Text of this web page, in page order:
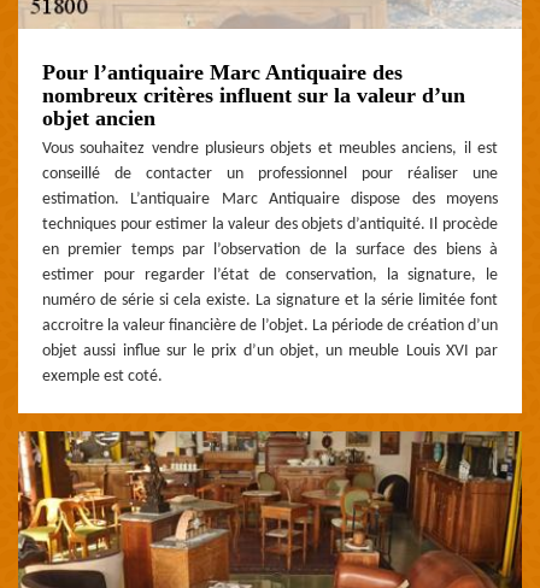
Pour l’antiquaire Marc Antiquaire des
nombreux critères influent sur la valeur d’un
objet ancien
Vous souhaitez vendre plusieurs objets et meubles anciens, il est
conseillé de contacter un professionnel pour réaliser une
estimation. L’antiquaire Marc Antiquaire dispose des moyens
techniques pour estimer la valeur des objets d’antiquité. Il procède
en premier temps par l’observation de la surface des biens à
estimer pour regarder l’état de conservation, la signature, le
numéro de série si cela existe. La signature et la série limitée font
accroitre la valeur financière de l’objet. La période de création d’un
objet aussi influe sur le prix d’un objet, un meuble Louis XVI par
exemple est coté.